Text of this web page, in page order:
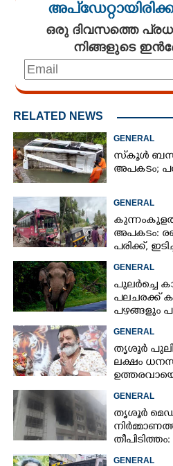
ഒരു ദിവസത്തെ
നിങ്ങളുടെ
RELATED NEWS
GENERAL
സ്‌കൂൾ ബസ്
അപകടം;
GENERAL
അപകടം:
പരിക്ക്,
വാഹനങ്ങളെ
GENERAL
പുലർച്ചെ
പലചരക്ക്
പഴങ്ങളും
GENERAL
തൃശൂർ
ലക്ഷം
ഗോപി
GENERAL
തൃശൂർ
GENERAL